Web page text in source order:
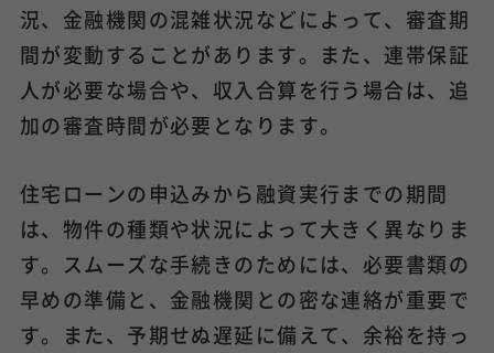
況、金融機関の混雑状況などによって、審査期
間が変動することがあります。また、連帯保証
人が必要な場合や、収入合算を行う場合は、追
加の審査時間が必要となります。
住宅ローンの申込みから融資実行までの期間
は、物件の種類や状況によって大きく異なりま
す。スムーズな手続きのためには、必要書類の
早めの準備と、金融機関との密な連絡が重要で
す。また、予期せぬ遅延に備えて、余裕を持っ